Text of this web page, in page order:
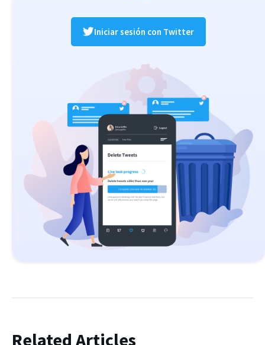
Iniciar sesión con Twitter
Related Articles